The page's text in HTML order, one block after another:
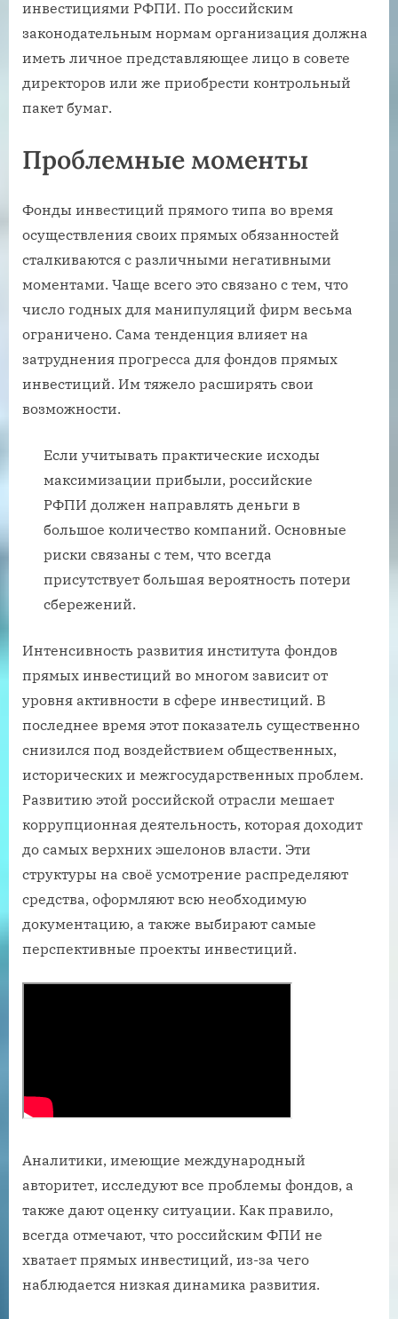
инвестициями РФПИ. По российским
законодательным нормам организация должна
иметь личное представляющее лицо в совете
директоров или же приобрести контрольный
пакет бумаг.
Проблемные моменты
Фонды инвестиций прямого типа во время
осуществления своих прямых обязанностей
сталкиваются с различными негативными
моментами. Чаще всего это связано с тем, что
число годных для манипуляций фирм весьма
ограничено. Сама тенденция влияет на
затруднения прогресса для фондов прямых
инвестиций. Им тяжело расширять свои
возможности.
Если учитывать практические исходы
максимизации прибыли, российские
РФПИ должен направлять деньги в
большое количество компаний. Основные
риски связаны с тем, что всегда
присутствует большая вероятность потери
сбережений.
Интенсивность развития института фондов
прямых инвестиций во многом зависит от
уровня активности в сфере инвестиций. В
последнее время этот показатель существенно
снизился под воздействием общественных,
исторических и межгосударственных проблем.
Развитию этой российской отрасли мешает
коррупционная деятельность, которая доходит
до самых верхних эшелонов власти. Эти
структуры на своё усмотрение распределяют
средства, оформляют всю необходимую
документацию, а также выбирают самые
перспективные проекты инвестиций.
Аналитики, имеющие международный
авторитет, исследуют все проблемы фондов, а
также дают оценку ситуации. Как правило,
всегда отмечают, что российским ФПИ не
хватает прямых инвестиций, из-за чего
наблюдается низкая динамика развития.